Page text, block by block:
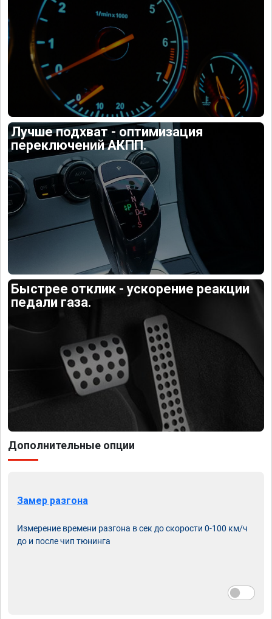
Лучше подхват - оптимизация
переключений АКПП.
Быстрее отклик - ускорение реакции
педали газа.
Дополнительные опции
Замер разгона
Измерение времени разгона в сек до скорости 0-100 км/ч
до и после чип тюнинга